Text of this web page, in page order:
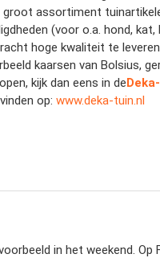
assortiment
(voor o.a. hond,
hoge kwaliteit te
kaarsen van Bolsius,
kijk dan eens in de
op: www.deka-tuin.nl
in het weekend. Op